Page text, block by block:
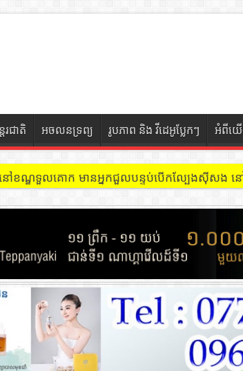
រជាតិ អចលនទ្រព្យ រូបភាព និង វីដេអូប្លែកៗ អំពីយ
ឈើ១យប់ ជាង១០០ម៉ែត្រគូប ទៅជាង២០០ម៉ែត្រ ពីខេ